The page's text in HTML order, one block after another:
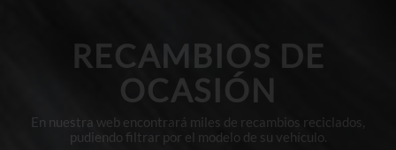
RECAMBIOS DE
OCASIÓN
En nuestra web encontrará miles de recambios reciclados,
pudiendo filtrar por el modelo de su vehículo.